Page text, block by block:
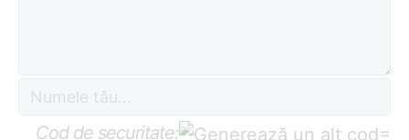
Cod de securitate: =